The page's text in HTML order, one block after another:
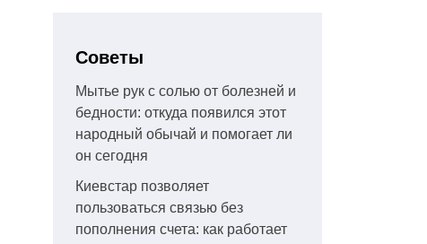
Советы
Мытье рук с солью от болезней и
бедности: откуда появился этот
народный обычай и помогает ли
он сегодня
Киевстар позволяет
пользоваться связью без
пополнения счета: как работает